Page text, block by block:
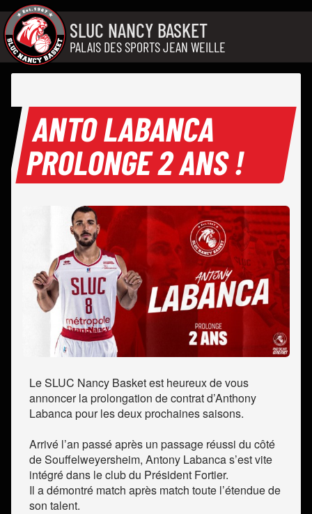
Aller au contenu
SLUC NANCY BASKET
PALAIS DES SPORTS JEAN WEILLE
ANTO LABANCA
PROLONGE 2 ANS !
Le SLUC Nancy Basket est heureux de vous
annoncer la prolongation de contrat d’Anthony
Labanca pour les deux prochaines saisons.
Arrivé l’an passé après un passage réussi du côté
de Souffelweyersheim, Antony Labanca s’est vite
intégré dans le club du Président Fortier.
Il a démontré match après match toute l’étendue de
son talent.